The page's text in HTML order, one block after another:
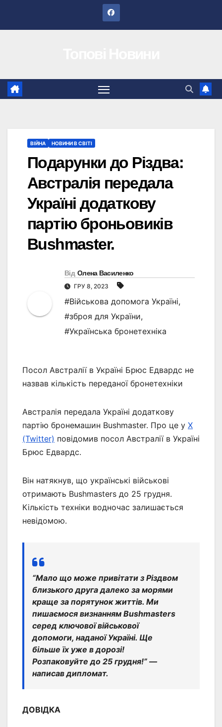
ВІЙНА НОВИНИ В СВІТІ
Подарунки до Різдва:
Австралія передала
Україні додаткову
партію броньовиків
Bushmaster.
Від Олена Василенко
ГРУ 8, 2023
#Військова допомога Україні,
#зброя для України,
#Українська бронетехніка
Посол Австралії в Україні Брюс Едвардс не
назвав кількість переданої бронетехніки
Австралія передала Україні додаткову
партію бронемашин Bushmaster. Про це у X
(Twitter) повідомив посол Австралії в Україні
Брюс Едвардс.
Він натякнув, що українські військові
отримають Bushmasters до 25 грудня.
Кількість техніки водночас залишається
невідомою.
“Мало що може привітати з Різдвом
близького друга далеко за морями
краще за порятунок життів. Ми
пишаємося визнанням Bushmasters
серед ключової військової
допомоги, наданої Україні. Ще
більше їх уже в дорозі!
Розпаковуйте до 25 грудня!” —
написав дипломат.
ДОВІДКА